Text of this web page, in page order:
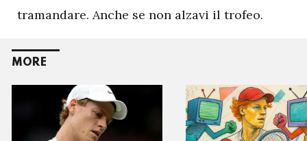
tramandare. Anche se non alzavi il trofeo.
MORE